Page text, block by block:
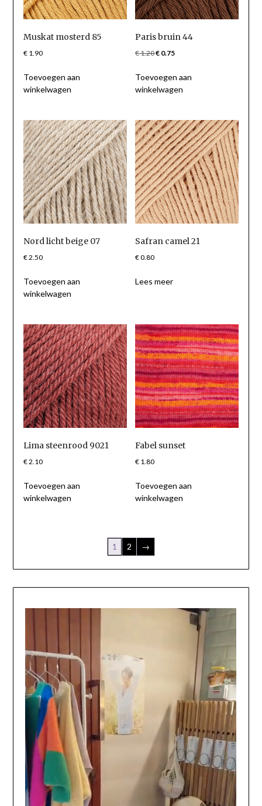
Muskat mosterd 85
€1.90
Toevoegen aan
winkelwagen
Paris bruin 44
€1.20Oorspronkelijke
was:
€ 1.20.
€ 0.75Huidige
is:
€ 0.75.
Toevoegen aan
winkelwagen
Nord licht beige 07
€2.50
Toevoegen aan
winkelwagen
Safran camel 21
€0.80
Lees meer
Lima steenrood 9021
€2.10
Toevoegen aan
winkelwagen
Fabel sunset
€ 1.80
Toevoegen aan
winkelwagen
1 2 →